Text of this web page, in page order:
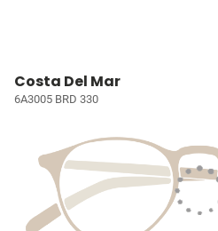
Costa Del Mar
6A3005 BRD 330